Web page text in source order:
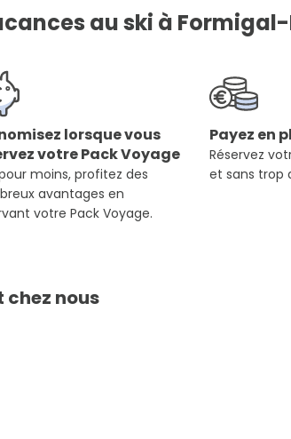
au ski à
lorsque vous
votre Pack Voyage
moins, profitez des
avantages en
votre Pack Voyage.
Payez en
Réservez
et sans trop
chez nous